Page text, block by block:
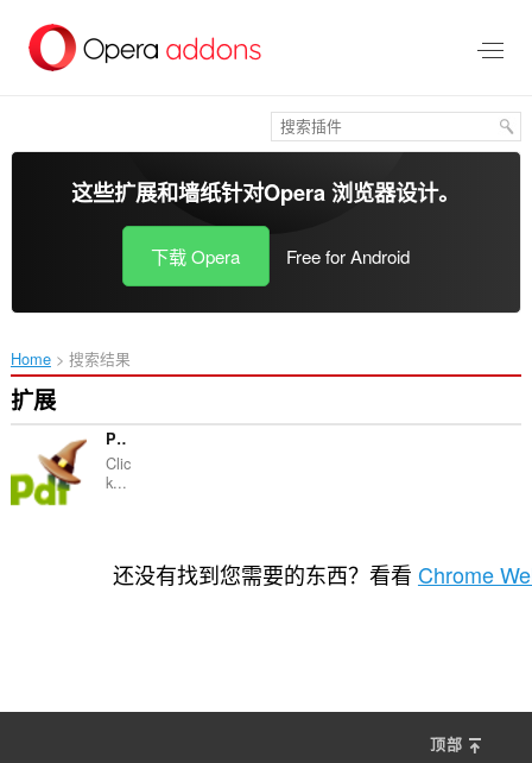
这些扩展和墙纸针对Opera 浏览器设计。
下载 Opera Free for Android
Home 搜索结果
扩展
PDF Mage
Clic
k...
还没有找到您需要的东西？看看 Chrome
顶部